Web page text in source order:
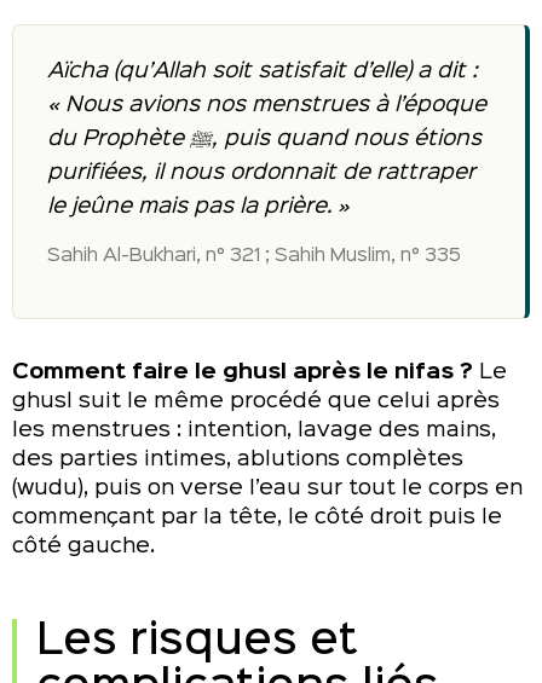
Aïcha (qu’Allah soit satisfait d’elle) a dit :
« Nous avions nos menstrues à l’époque
du Prophète ﷺ, puis quand nous étions
purifiées, il nous ordonnait de rattraper
le jeûne mais pas la prière. »
Sahih Al-Bukhari, n° 321 ; Sahih Muslim, n° 335
Comment faire le ghusl après le nifas ? Le
ghusl suit le même procédé que celui après
les menstrues : intention, lavage des mains,
des parties intimes, ablutions complètes
(wudu), puis on verse l’eau sur tout le corps en
commençant par la tête, le côté droit puis le
côté gauche.
Les risques et